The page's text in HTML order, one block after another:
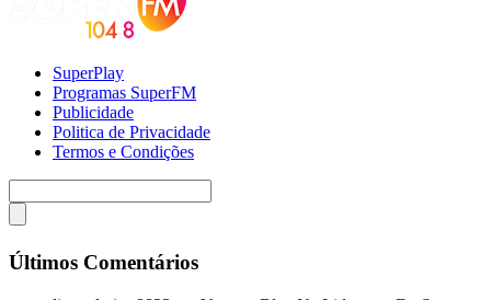
SuperPlay
Programas SuperFM
Publicidade
Politica de Privacidade
Termos e Condições
Últimos Comentários